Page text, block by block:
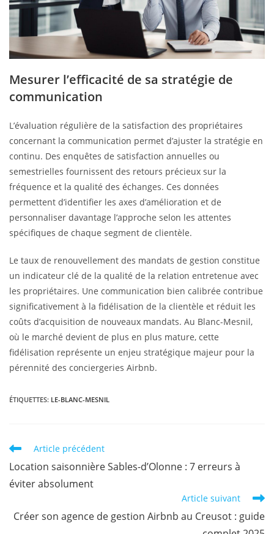
Mesurer l’efficacité de sa stratégie de
communication
L’évaluation régulière de la satisfaction des propriétaires
concernant la communication permet d’ajuster la stratégie en
continu. Des enquêtes de satisfaction annuelles ou
semestrielles fournissent des retours précieux sur la
fréquence et la qualité des échanges. Ces données
permettent d’identifier les axes d’amélioration et de
personnaliser davantage l’approche selon les attentes
spécifiques de chaque segment de clientèle.
Le taux de renouvellement des mandats de gestion constitue
un indicateur clé de la qualité de la relation entretenue avec
les propriétaires. Une communication bien calibrée contribue
significativement à la fidélisation de la clientèle et réduit les
coûts d’acquisition de nouveaux mandats. Au Blanc-Mesnil,
où le marché devient de plus en plus mature, cette
fidélisation représente un enjeu stratégique majeur pour la
pérennité des conciergeries Airbnb.
ÉTIQUETTES: LE-BLANC-MESNIL
Article précédent
Location saisonnière Sables-d’Olonne : 7 erreurs à
éviter absolument
Article suivant
Créer son agence de gestion Airbnb au Creusot : guide